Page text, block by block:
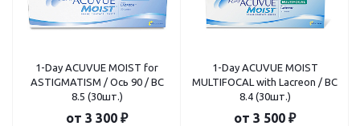
1-Day ACUVUE MOIST for
ASTIGMATISM / Ось 90 / BC
8.5 (30шт.)
от 3 300 ₽
1-Day ACUVUE MOIST
MULTIFOCAL with Lacreon / BC
8.4 (30шт.)
от 3 500 ₽